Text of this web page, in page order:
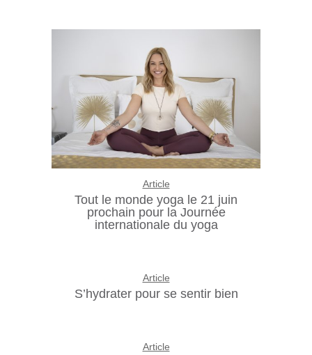
Article
Tout le monde yoga le 21 juin
prochain pour la Journée
internationale du yoga
Article
S’hydrater pour se sentir bien
Article